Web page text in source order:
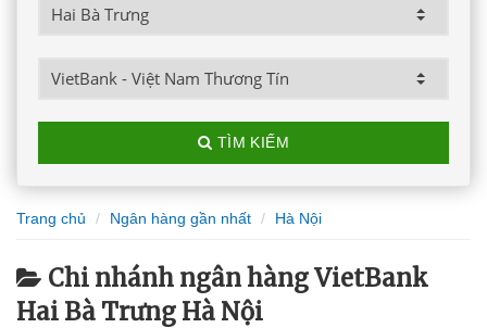
TÌM KIẾM
Trang chủ Ngân hàng gần nhất Hà Nội
Chi nhánh ngân hàng VietBank
Hai Bà Trưng Hà Nội